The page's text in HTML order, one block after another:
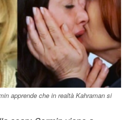
apprende che in realtà Kahraman si